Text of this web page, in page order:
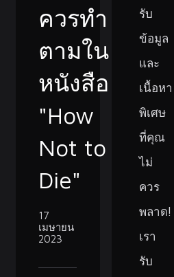
ควรทำ
ตามใน
หนังสือ
"How
Not to
Die"
17
เมษายน
2023
รับ
ข้อมูล
และ
เนื้อหา
พิเศษ
ที่คุณ
ไม่
ควร
พลาด!
เรา
รับ